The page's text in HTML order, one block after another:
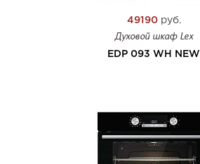
49190руб.
Духовой шкаф Lex
EDP 093 WH NEW